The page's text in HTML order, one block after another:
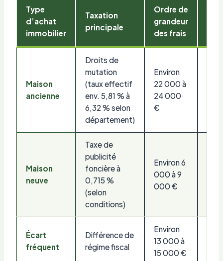
Type
d’achat
immobilier
Taxation
principale
Ordre de
grandeur
des frais
Maison
ancienne
Droits de
mutation
(taux effectif
env. 5,81 % à
6,32 % selon
département)
Environ
22 000 à
24 000
€
Maison
neuve
Taxe de
publicité
foncière à
0,715 %
(selon
conditions)
Environ 6
000 à 9
000 €
Écart
fréquent
Différence de
régime fiscal
Environ
13 000 à
15 000 €